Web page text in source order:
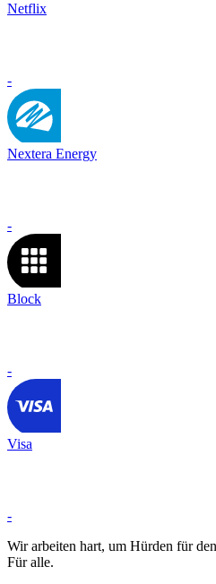
Netflix
-
Nextera Energy
-
Block
-
Visa
-
Wir arbeiten hart, um Hürden für
Für alle.